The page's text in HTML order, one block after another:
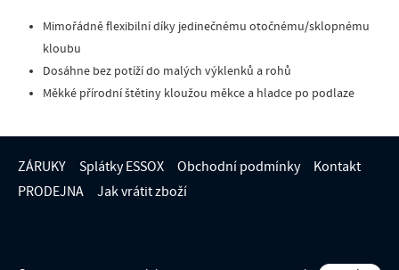
Mimořádně flexibilní díky jedinečnému otočnému/sklopnému
kloubu
Dosáhne bez potíží do malých výklenků a rohů
Měkké přírodní štětiny kloužou měkce a hladce po podlaze
ZÁRUKY Splátky ESSOX Obchodní podmínky
Kontakt
PRODEJNA
Jak vrátit zboží